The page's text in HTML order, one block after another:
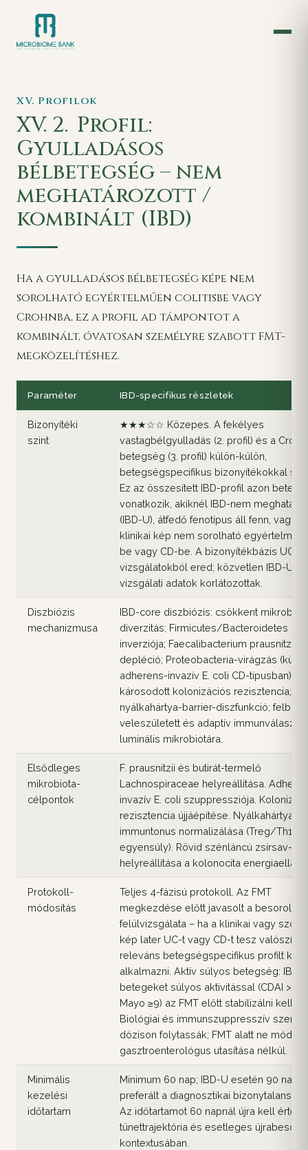
XV. Profilok
XV. 2. Profil:
Gyulladásos
bélbetegség – nem
meghatározott /
kombinált (IBD)
Ha a gyulladásos bélbetegség képe nem
sorolható egyértelműen colitisbe vagy
Crohnba, ez a profil ad támpontot a
kombinált, óvatosan személyre szabott FMT-
megközelítéshez.
Paraméter IBD-specifikus részletek
Bizonyítéki
szint
★★★☆☆ Közepes. A fekélyes
vastagbélgyulladás (2. profil) és a
betegség (3. profil) külön-külön,
betegségspecifikus bizonyítékokkal
Ez az összesített IBD-profil azon
vonatkozik, akiknél IBD-nem
(IBD-U), átfedő fenotípus áll fenn, vagy a
klinikai kép nem sorolható
be vagy CD-be. A bizonyítékbázis UC-
vizsgálatokból ered; közvetlen IBD-U
vizsgálati adatok korlátozottak.
Diszbiózis
mechanizmusa
IBD-core diszbiózis: csökkent
diverzitás; Firmicutes/Bacteroidetes
inverziója; Faecalibacterium prausnitzii-
depléció; Proteobacteria-virágzás
adherens-invazív E. coli CD-típusban);
károsodott kolonizációs rezisztencia;
nyálkahártya-barrier-diszfunkció;
veleszületett és adaptív immunválaszok
luminális mikrobiotára.
Elsődleges
mikrobiota-
célpontok
F. prausnitzii és butirát-termelő
Lachnospiraceae helyreállítása.
invazív E. coli szuppressziója.
rezisztencia újjáépítése. Nyálkahártya-
immuntonus normalizálása (Treg/Th17-
egyensúly). Rövid szénláncú zsírsav-
helyreállítása a kolonocita
Protokoll-
módosítás
Teljes 4-fázisú protokoll. Az FMT
megkezdése előtt javasolt a besorolás
felülvizsgálata – ha a klinikai vagy
kép later UC-t vagy CD-t tesz
releváns betegségspecifikus profilt kell
alkalmazni. Aktív súlyos betegség: IBD-
betegeket súlyos aktivitással (CDAI
Mayo ≥9) az FMT előtt stabilizálni kell.
Biológiai és immunszuppresszív
dózison folytassák; FMT alatt ne
gasztroenterológus utasítása nélkül.
Minimális
kezelési
időtartam
Minimum 60 nap; IBD-U esetén 90 nap
preferált a diagnosztikai bizonytalanság
Az időtartamot 60 napnál újra kell
tünettrajektória és esetleges
kontextusában.